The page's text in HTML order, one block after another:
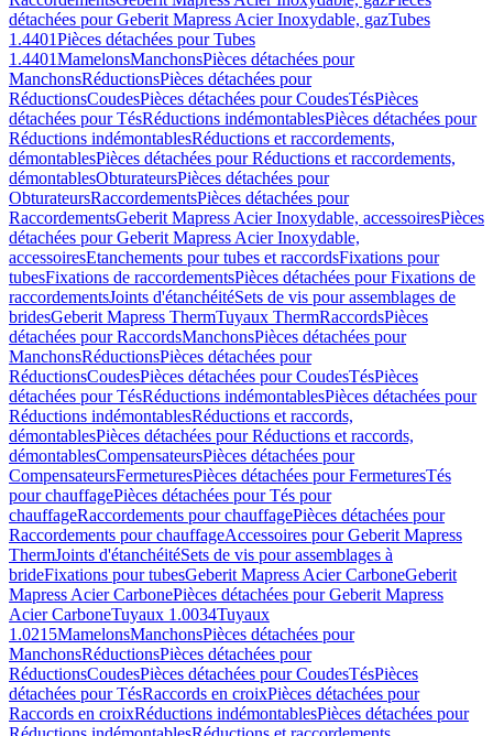
détachées pour Geberit Mapress Acier Inoxydable, gazTubes
1.4401Pièces détachées pour Tubes
1.4401MamelonsManchonsPièces détachées pour
ManchonsRéductionsPièces détachées pour
RéductionsCoudesPièces détachées pour CoudesTésPièces
détachées pour TésRéductions indémontablesPièces détachées pour
Réductions indémontablesRéductions et raccordements,
démontablesPièces détachées pour Réductions et raccordements,
démontablesObturateursPièces détachées pour
ObturateursRaccordementsPièces détachées pour
RaccordementsGeberit Mapress Acier Inoxydable, accessoiresPièces
détachées pour Geberit Mapress Acier Inoxydable,
accessoiresEtanchements pour tubes et raccordsFixations pour
tubesFixations de raccordementsPièces détachées pour Fixations de
raccordementsJoints d'étanchéitéSets de vis pour assemblages de
bridesGeberit Mapress ThermTuyaux ThermRaccordsPièces
détachées pour RaccordsManchonsPièces détachées pour
ManchonsRéductionsPièces détachées pour
RéductionsCoudesPièces détachées pour CoudesTésPièces
détachées pour TésRéductions indémontablesPièces détachées pour
Réductions indémontablesRéductions et raccords,
démontablesPièces détachées pour Réductions et raccords,
démontablesCompensateursPièces détachées pour
CompensateursFermeturesPièces détachées pour FermeturesTés
pour chauffagePièces détachées pour Tés pour
chauffageRaccordements pour chauffagePièces détachées pour
Raccordements pour chauffageAccessoires pour Geberit Mapress
ThermJoints d'étanchéitéSets de vis pour assemblages à
brideFixations pour tubesGeberit Mapress Acier CarboneGeberit
Mapress Acier CarbonePièces détachées pour Geberit Mapress
Acier CarboneTuyaux 1.0034Tuyaux
1.0215MamelonsManchonsPièces détachées pour
ManchonsRéductionsPièces détachées pour
RéductionsCoudesPièces détachées pour CoudesTésPièces
détachées pour TésRaccords en croixPièces détachées pour
Raccords en croixRéductions indémontablesPièces détachées pour